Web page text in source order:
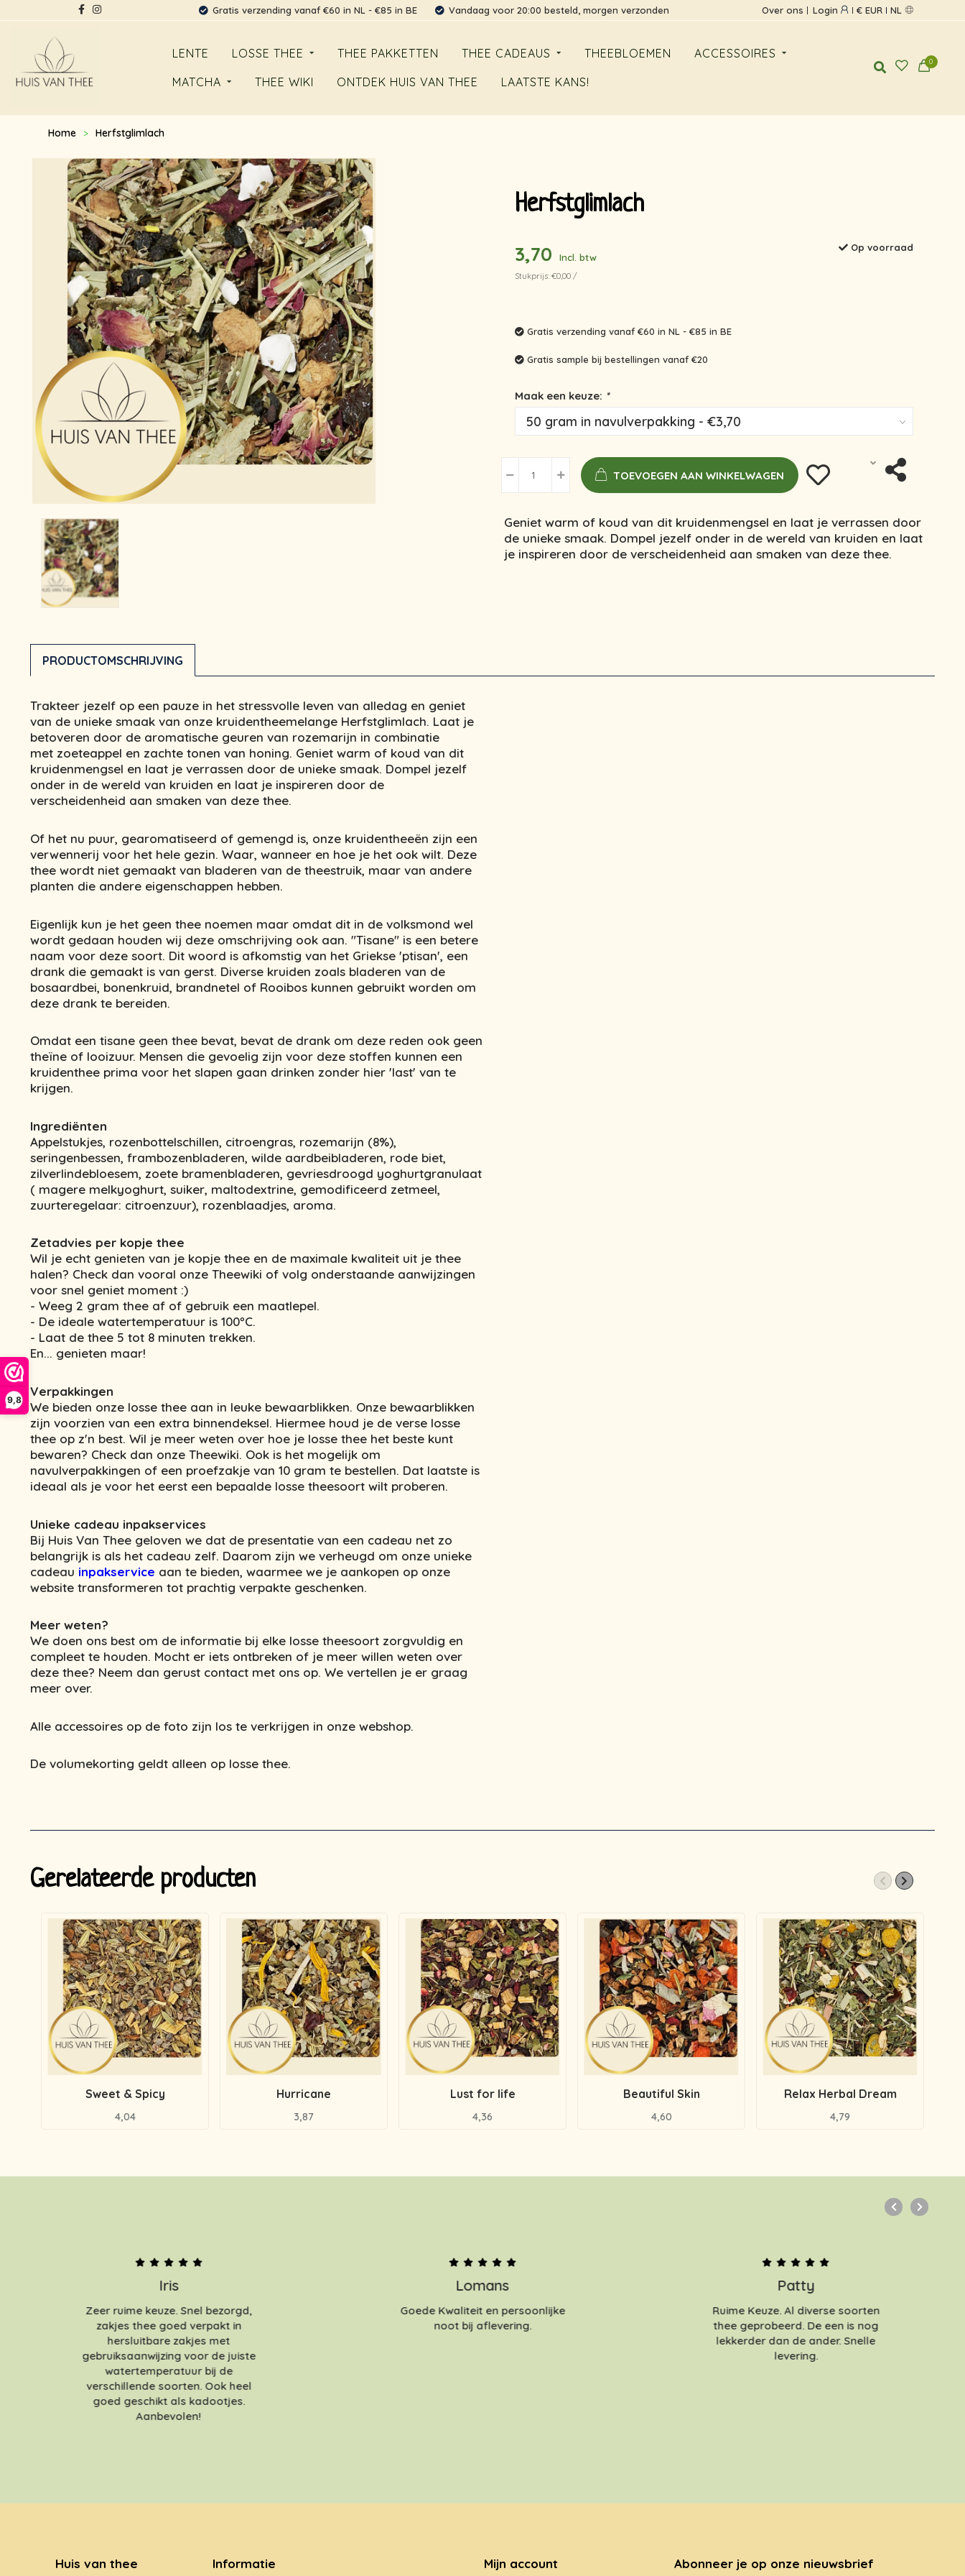
9,8
Gratis verzending vanaf €60 in NL - €85 in BE Vandaag voor 20:00 besteld, morgen verzonden Over ons Login € EUR NL
LENTE LOSSE THEE THEE PAKKETTEN THEE CADEAUS THEEBLOEMEN
ACCESSOIRES
MATCHA
THEE WIKI ONTDEK HUIS VAN THEE LAATSTE KANS!
0
Home > Herfstglimlach
Herfstglimlach
3,70 Incl. btw
Op voorraad
Stukprijs: €0,00 /
Gratis verzending vanaf €60 in NL - €85 in BE
Gratis sample bij bestellingen vanaf €20
Maak een keuze: *
TOEVOEGEN AAN WINKELWAGEN
Geniet warm of koud van dit kruidenmengsel en laat je verrassen door
de unieke smaak. Dompel jezelf onder in de wereld van kruiden en laat
je inspireren door de verscheidenheid aan smaken van deze thee.
PRODUCTOMSCHRIJVING
Trakteer jezelf op een pauze in het stressvolle leven van alledag en geniet
van de unieke smaak van onze kruidentheemelange Herfstglimlach. Laat je
betoveren door de aromatische geuren van rozemarijn in combinatie
met zoeteappel en zachte tonen van honing. Geniet warm of koud van dit
kruidenmengsel en laat je verrassen door de unieke smaak. Dompel jezelf
onder in de wereld van kruiden en laat je inspireren door de
verscheidenheid aan smaken van deze thee.
Of het nu puur, gearomatiseerd of gemengd is, onze kruidentheeën zijn een
verwennerij voor het hele gezin. Waar, wanneer en hoe je het ook wilt. Deze
thee wordt niet gemaakt van bladeren van de theestruik, maar van andere
planten die andere eigenschappen hebben.
Eigenlijk kun je het geen thee noemen maar omdat dit in de volksmond wel
wordt gedaan houden wij deze omschrijving ook aan. "Tisane" is een betere
naam voor deze soort. Dit woord is afkomstig van het Griekse 'ptisan', een
drank die gemaakt is van gerst. Diverse kruiden zoals bladeren van de
bosaardbei, bonenkruid, brandnetel of Rooibos kunnen gebruikt worden om
deze drank te bereiden.
Omdat een tisane geen thee bevat, bevat de drank om deze reden ook geen
theïne of looizuur. Mensen die gevoelig zijn voor deze stoffen kunnen een
kruidenthee prima voor het slapen gaan drinken zonder hier 'last' van te
krijgen.
Ingrediënten
Appelstukjes, rozenbottelschillen, citroengras, rozemarijn (8%),
seringenbessen, frambozenbladeren, wilde aardbeibladeren, rode biet,
zilverlindebloesem, zoete bramenbladeren, gevriesdroogd yoghurtgranulaat
( magere melkyoghurt, suiker, maltodextrine, gemodificeerd zetmeel,
zuurteregelaar: citroenzuur), rozenblaadjes, aroma.
Zetadvies per kopje thee
Wil je echt genieten van je kopje thee en de maximale kwaliteit uit je thee
halen? Check dan vooral onze Theewiki of volg onderstaande aanwijzingen
voor snel geniet moment :)
- Weeg 2 gram thee af of gebruik een maatlepel.
- De ideale watertemperatuur is 100ºC.
- Laat de thee 5 tot 8 minuten trekken.
En... genieten maar!
Verpakkingen
We bieden onze losse thee aan in leuke bewaarblikken. Onze bewaarblikken
zijn voorzien van een extra binnendeksel. Hiermee houd je de verse losse
thee op z'n best. Wil je meer weten over hoe je losse thee het beste kunt
bewaren? Check dan onze Theewiki. Ook is het mogelijk om
navulverpakkingen of een proefzakje van 10 gram te bestellen. Dat laatste is
ideaal als je voor het eerst een bepaalde losse theesoort wilt proberen.
Unieke cadeau inpakservices
Bij Huis Van Thee geloven we dat de presentatie van een cadeau net zo
belangrijk is als het cadeau zelf. Daarom zijn we verheugd om onze unieke
cadeau inpakservice aan te bieden, waarmee we je aankopen op onze
website transformeren tot prachtig verpakte geschenken.
Meer weten?
We doen ons best om de informatie bij elke losse theesoort zorgvuldig en
compleet te houden. Mocht er iets ontbreken of je meer willen weten over
deze thee? Neem dan gerust contact met ons op. We vertellen je er graag
meer over.
Alle accessoires op de foto zijn los te verkrijgen in onze webshop.
De volumekorting geldt alleen op losse thee.
Gerelateerde producten
Sweet & Spicy
4,04
Hurricane
3,87
Lust for life
4,36
Beautiful Skin
4,60
Relax Herbal Dream
4,79
Iris
Zeer ruime keuze. Snel bezorgd,
zakjes thee goed verpakt in
hersluitbare zakjes met
gebruiksaanwijzing voor de juiste
watertemperatuur bij de
verschillende soorten. Ook heel
goed geschikt als kadootjes.
Aanbevolen!
Lomans
Goede Kwaliteit en persoonlijke
noot bij aflevering.
Patty
Ruime Keuze. Al diverse soorten
thee geprobeerd. De een is nog
lekkerder dan de ander. Snelle
levering.
Huis van thee Informatie Mijn account Abonneer je op onze nieuwsbrief